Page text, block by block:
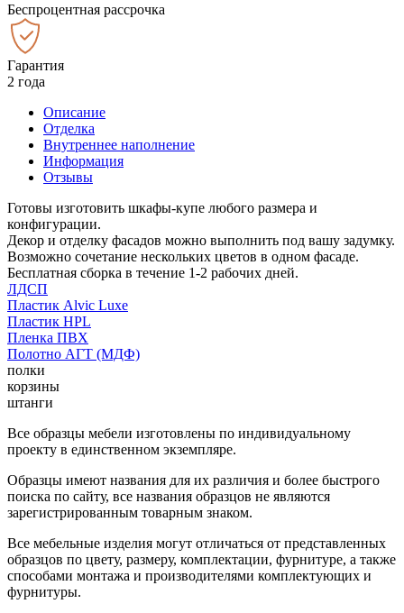
Беспроцентная рассрочка
Гарантия
2 года
Описание
Отделка
Внутреннее наполнение
Информация
Отзывы
Готовы изготовить шкафы-купе любого размера и
конфигурации.
Декор и отделку фасадов можно выполнить под вашу задумку.
Возможно сочетание нескольких цветов в одном фасаде.
Бесплатная сборка в течение 1-2 рабочих дней.
ЛДСП
Пластик Alvic Luxe
Пластик HPL
Пленка ПВХ
Полотно АГТ (МДФ)
полки
корзины
штанги
Все образцы мебели изготовлены по индивидуальному
проекту в единственном экземпляре.
Образцы имеют названия для их различия и более быстрого
поиска по сайту, все названия образцов не являются
зарегистрированным товарным знаком.
Все мебельные изделия могут отличаться от представленных
образцов по цвету, размеру, комплектации, фурнитуре, а также
способами монтажа и производителями комплектующих и
фурнитуры.